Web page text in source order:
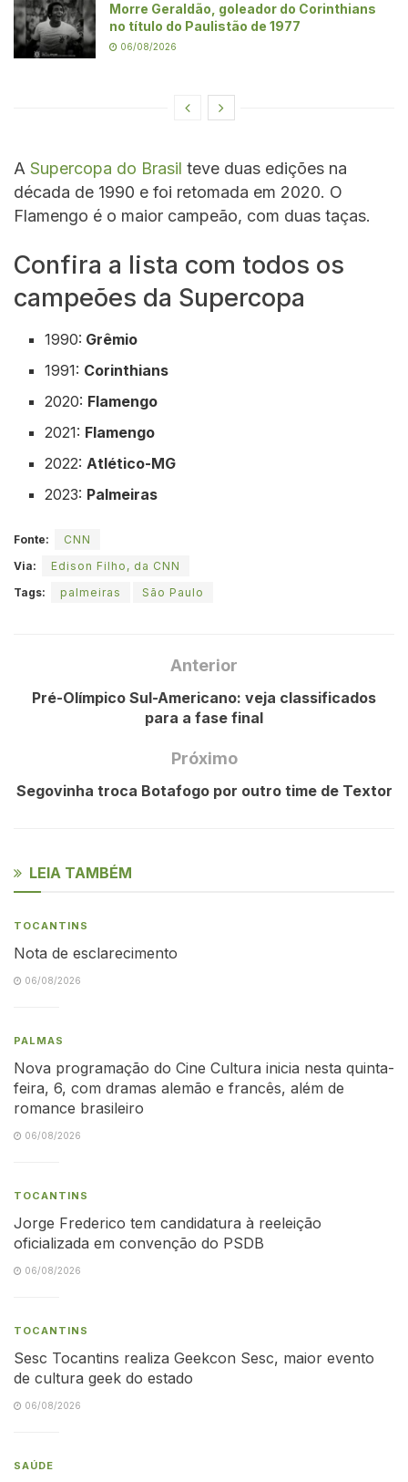
Morre Geraldão, goleador do Corinthians
no título do Paulistão de 1977
06/08/2026
A Supercopa do Brasil teve duas edições na
década de 1990 e foi retomada em 2020. O
Flamengo é o maior campeão, com duas taças.
Confira a lista com todos os
campeões da Supercopa
1990: Grêmio
1991: Corinthians
2020: Flamengo
2021: Flamengo
2022: Atlético-MG
2023: Palmeiras
Fonte:
CNN
Via:
Edison Filho, da CNN
Tags:
palmeiras São Paulo
Anterior
Pré-Olímpico Sul-Americano: veja classificados
para a fase final
Próximo
Segovinha troca Botafogo por outro time de Textor
LEIA TAMBÉM
TOCANTINS
Nota de esclarecimento
06/08/2026
PALMAS
Nova programação do Cine Cultura inicia nesta quinta-
feira, 6, com dramas alemão e francês, além de
romance brasileiro
06/08/2026
TOCANTINS
Jorge Frederico tem candidatura à reeleição
oficializada em convenção do PSDB
06/08/2026
TOCANTINS
Sesc Tocantins realiza Geekcon Sesc, maior evento
de cultura geek do estado
06/08/2026
SAÚDE